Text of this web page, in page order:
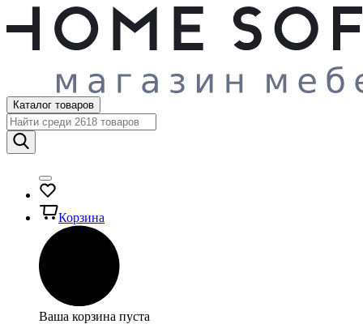
Каталог товаров
Корзина
Ваша корзина пуста